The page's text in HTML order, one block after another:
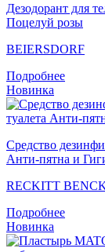
Дезодорант для
Поцелуй розы
BEIERSDORF
Подробнее
Новинка
Средство
Анти-пятна и
RECKITT
Подробнее
Новинка